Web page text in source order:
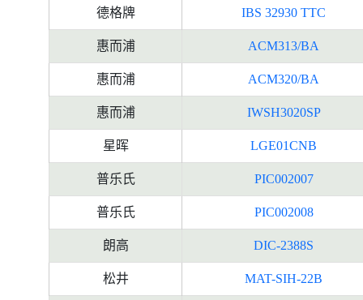
德格牌 IBS 32930 TTC
惠而浦 ACM313/BA
惠而浦 ACM320/BA
惠而浦 IWSH3020SP
星晖 LGE01CNB
普乐氏 PIC002007
普乐氏 PIC002008
朗高 DIC-2388S
松井 MAT-SIH-22B